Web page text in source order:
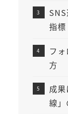
指標
フ
方
成
線」